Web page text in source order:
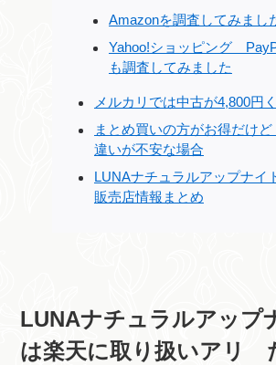
Amazonを調査してみまし
Yahoo!ショッピング
も調査してみました
メルカリでは中古が4,800円
まとめ買いの方がお得だけ
違いが不安な場合
LUNAナチュラルアップナイ
販売店情報まとめ
LUNAナチュラルアップ
は楽天に取り扱いアリ